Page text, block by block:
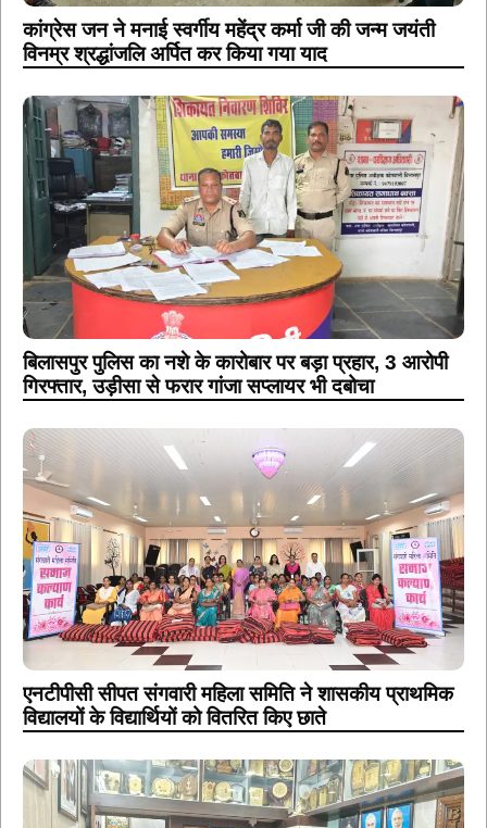
कांग्रेस जन ने मनाई स्वर्गीय महेंद्र कर्मा जी की जन्म जयंती
विनम्र श्रद्धांजलि अर्पित कर किया गया याद
बिलासपुर पुलिस का नशे के कारोबार पर बड़ा प्रहार, 3 आरोपी
गिरफ्तार, उड़ीसा से फरार गांजा सप्लायर भी दबोचा
एनटीपीसी सीपत संगवारी महिला समिति ने शासकीय प्राथमिक
विद्यालयों के विद्यार्थियों को वितरित किए छाते